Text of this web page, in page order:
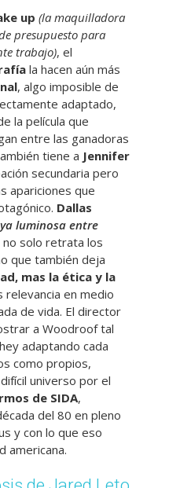
up (la maquilladora
presupuesto para
trabajo), el
la hacen aún más
, algo imposible de
adaptado,
la película que
entre las ganadoras
tiene a Jennifer
secundaria pero
apariciones que
Dallas
luminosa entre
no solo retrata los
que también deja
mas la ética y la
relevancia en medio
de vida. El director
a Woodroof tal
adaptando cada
como propios,
universo por el
de SIDA,
del 80 en pleno
y con lo que eso
americana.